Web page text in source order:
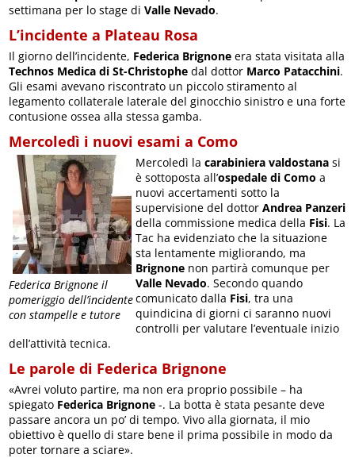
settimana per lo stage diValle Nevado.
L’incidente a Plateau Rosa
Il giorno dell’incidente, Federica Brignone era stata visitata alla
Technos Medica di St-Christophe dal dottor Marco Patacchini.
Gli esami avevano riscontrato un piccolo stiramento al
legamento collaterale laterale del ginocchio sinistro e una forte
contusione ossea alla stessa gamba.
Mercoledì i nuovi esami a Como
Federica Brignone il
pomeriggio dell’incidente
con stampelle e tutore
Mercoledì lacarabiniera valdostana si
è sottoposta all’ospedale di Como a
nuovi accertamenti sotto la
supervisione del dottorAndrea Panzeri
della commissione medica della Fisi. La
Tac ha evidenziato che la situazione
sta lentamente migliorando, ma
Brignone non partirà comunque per
Valle Nevado. Secondo quando
comunicato dalla Fisi, tra una
quindicina di giorni ci saranno nuovi
controlli per valutare l’eventuale inizio
dell’attività tecnica.
Le parole di Federica Brignone
«Avrei voluto partire, ma non era proprio possibile – ha
spiegato Federica Brignone -. La botta è stata pesante deve
passare ancora un po’ di tempo. Vivo alla giornata, il mio
obiettivo è quello di stare bene il prima possibile in modo da
poter tornare a sciare».